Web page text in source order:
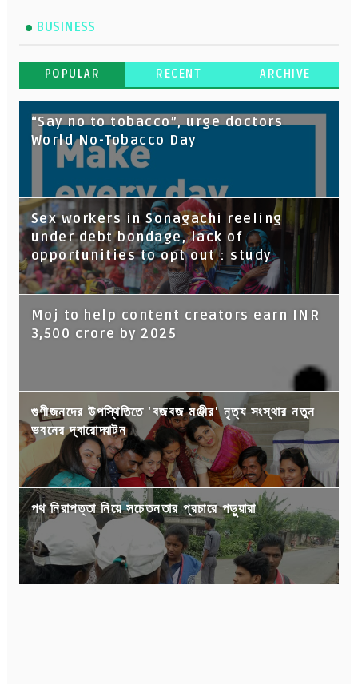
BUSINESS
POPULAR RECENT ARCHIVE
“Say no to tobacco”, urge doctors
World No-Tobacco Day
Sex workers in Sonagachi reeling
under debt bondage, lack of
opportunities to opt out : study
Moj to help content creators earn INR
3,500 crore by 2025
গুণীজনদের উপস্থিতিতে 'বজবজ মঞ্জীর' নৃত্য সংস্থার নতুন
ভবনের দ্বারোদ্ঘাটন
পথ নিরাপত্তা নিয়ে সচেতনতার প্রচারে পড়ুয়ারা